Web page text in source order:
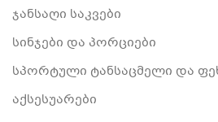
ჯანსაღი საკვები
სინჯები და პორციები
სპორტული ტანსაცმელი და
აქსესუარები